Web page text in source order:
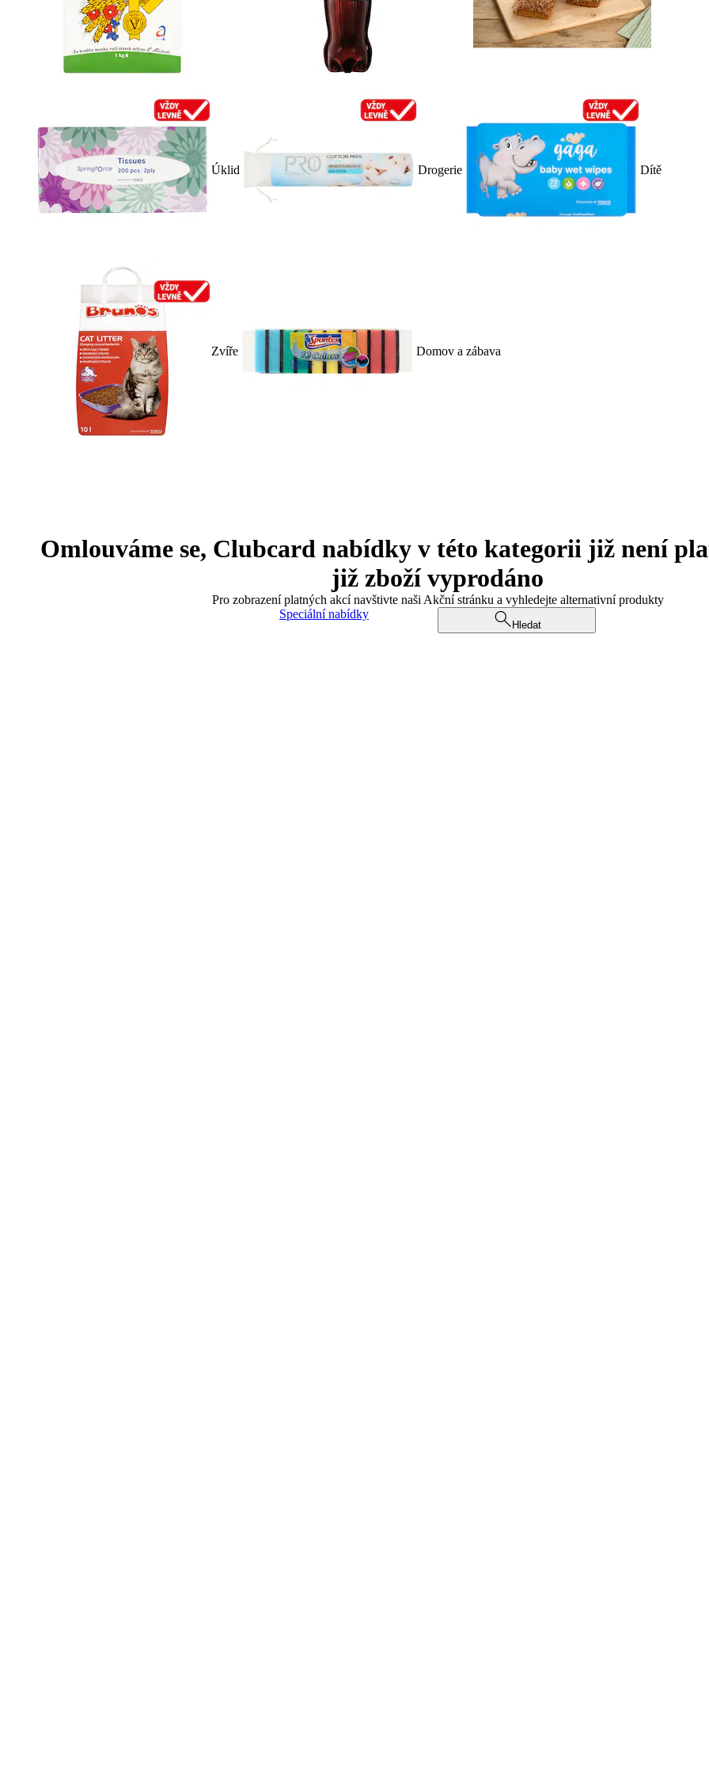
Úklid Drogerie Dítě
Zvíře Domov a zábava
Omlouváme se, Clubcard nabídky v této kategorii již není
již zboží vyprodáno
Pro zobrazení platných akcí navštivte naši Akční stránku a vyhledejte alternativní produkty
Speciální nabídky
Hledat